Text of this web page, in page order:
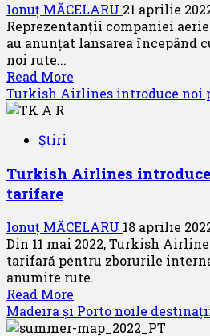
Ionuț MĂCELARU 21 aprilie
Reprezentanții companiei
au anunțat lansarea începând
noi rute...
Read More
more
a
a
destinație
din
America
Nord
Turkish Airlines introduce noi
Știri
Turkish Airlines
tarifare
Ionuț MĂCELARU 18 aprilie
Din 11 mai 2022, Turkish
tarifară pentru zborurile
anumite rute.
Read More
more
about
Madeira și Porto noile